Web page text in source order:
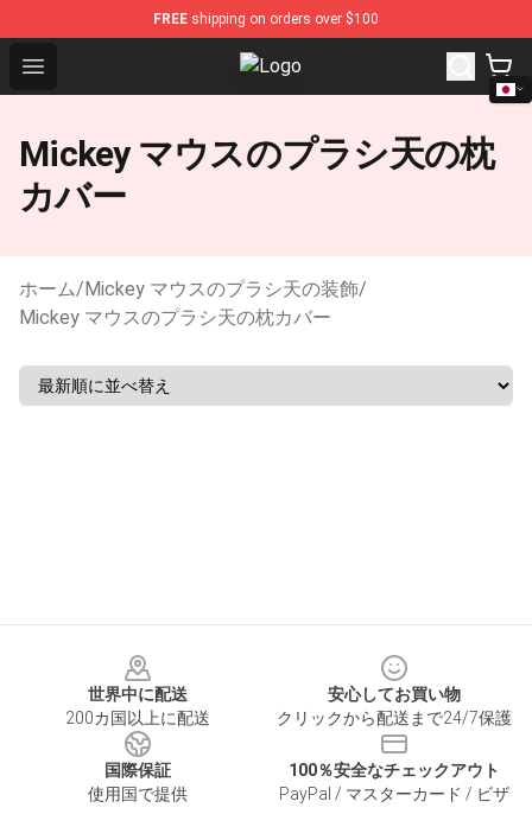
FREE shipping on orders over $100
Open menu Mickey Mouse Plush Shop - The
Mickey マウスのプラシ天の枕
カバー
ホーム/Mickey マウスのプラシ天の装飾/
Mickey マウスのプラシ天の枕カバー
世界中に配送
200カ国以上に配送
安心してお買い物
クリックから配送まで24/7保護
国際保証
使用国で提供
100％安全なチェックアウト
PayPal / マスターカード / ビザ